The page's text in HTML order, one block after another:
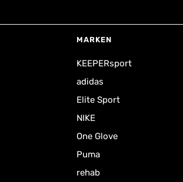
MARKEN
KEEPERsport
adidas
Elite Sport
NIKE
One Glove
Puma
rehab